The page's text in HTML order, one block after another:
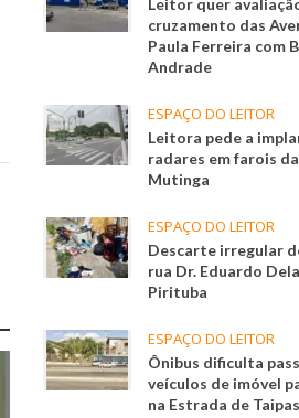
Leitor quer
cruzamento das
Paula Ferreira com
Andrade
ESPAÇO DO LEITOR
Leitora pede a
radares em farois da
Mutinga
ESPAÇO DO LEITOR
Descarte irregular
rua Dr. Eduardo
Pirituba
ESPAÇO DO LEITOR
Ônibus dificulta
veículos de imóvel
na Estrada de Taipas